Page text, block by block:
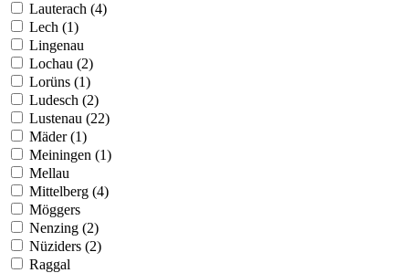
Lauterach (4)
Lech (1)
Lingenau
Lochau (2)
Lorüns (1)
Ludesch (2)
Lustenau (22)
Mäder (1)
Meiningen (1)
Mellau
Mittelberg (4)
Möggers
Nenzing (2)
Nüziders (2)
Raggal